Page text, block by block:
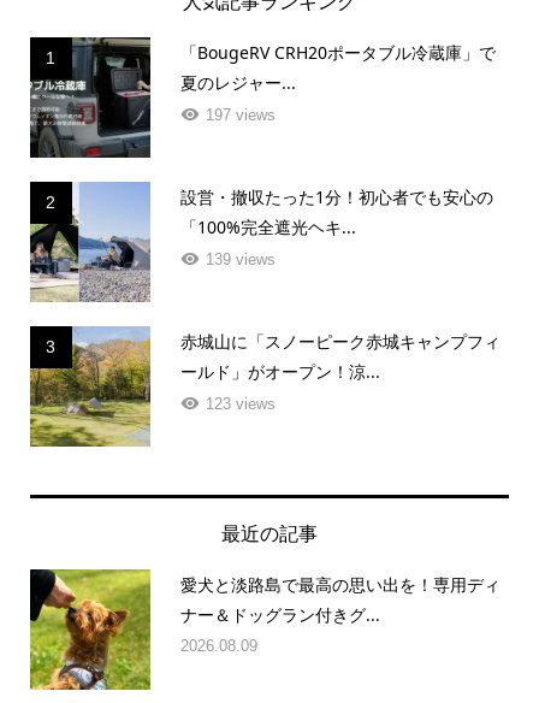
1
「BougeRV CRH20ポータブル冷蔵庫」で
夏のレジャー...
197 views
2
設営・撤収たった1分！初心者でも安心の
「100%完全遮光ヘキ...
139 views
3
赤城山に「スノーピーク赤城キャンプフィ
ールド」がオープン！涼...
123 views
最近の記事
愛犬と淡路島で最高の思い出を！専用ディ
ナー＆ドッグラン付きグ...
2026.08.09